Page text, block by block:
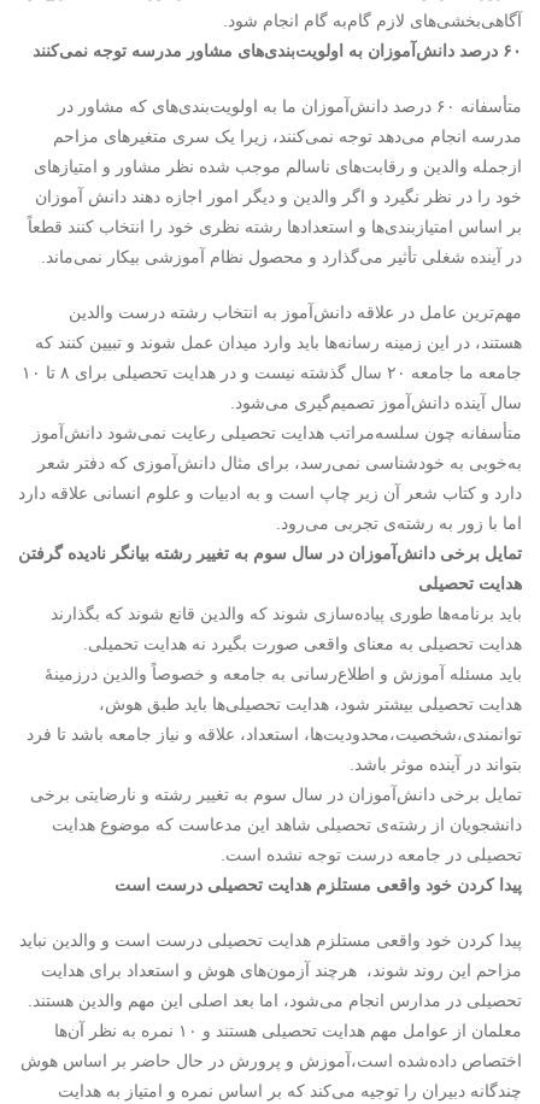
آگاهی‌بخشی‌های لازم گام‌به گام انجام شود.
۶۰ درصد دانش‌آموزان به اولویت‌بندی‌های مشاور مدرسه توجه نمی‌کنند
متأسفانه ۶۰ درصد دانش‌آموزان ما به اولویت‌بندی‌های که مشاور در
مدرسه انجام می‌دهد توجه نمی‌کنند، زیرا یک سری متغیرهای مزاحم
ازجمله والدین و رقابت‌های ناسالم موجب شده نظر مشاور و امتیازهای
خود را در نظر نگیرد و اگر والدین و دیگر امور اجازه دهند دانش آموزان
بر اساس امتیازبندی‌ها و استعدادها رشته نظری خود را انتخاب کنند قطعاً
در آینده شغلی تأثیر می‌گذارد و محصول نظام آموزشی بیکار نمی‌ماند.
مهم‌ترین عامل در علاقه دانش‌آموز به انتخاب رشته درست والدین
هستند، در این زمینه رسانه‌ها باید وارد میدان عمل شوند و تبیین کنند که
جامعه ما جامعه ۲۰ سال گذشته نیست و در هدایت تحصیلی برای ۸ تا ۱۰
سال آینده دانش‌آموز تصمیم‌گیری می‌شود.
متأسفانه چون سلسه‌مراتب هدایت تحصیلی رعایت نمی‌شود دانش‌آموز
به‌خوبی به خودشناسی نمی‌رسد، برای مثال دانش‌آموزی که دفتر شعر
دارد و کتاب شعر آن زیر چاپ است و به ادبیات و علوم انسانی علاقه دارد
اما با زور به رشته‌ی تجربی می‌رود.
تمایل برخی دانش‌آموزان در سال سوم به تغییر رشته بیانگر نادیده گرفتن
هدایت تحصیلی
باید برنامه‌ها طوری پیاده‌سازی شوند که والدین قانع شوند که بگذارند
هدایت تحصیلی به معنای واقعی صورت بگیرد نه هدایت تحمیلی.
باید مسئله آموزش و اطلاع‌رسانی به جامعه و خصوصاً والدین درزمینهٔ
هدایت تحصیلی بیشتر شود، هدایت تحصیلی‌ها باید طبق هوش،
توانمندی،شخصیت،محدودیت‌ها، استعداد، علاقه و نیاز جامعه باشد تا فرد
بتواند در آینده موثر باشد.
تمایل برخی دانش‌آموزان در سال سوم به تغییر رشته و نارضایتی برخی
دانشجویان از رشته‌ی تحصیلی شاهد این مدعاست که موضوع هدایت
تحصیلی در جامعه درست توجه نشده است.
پیدا کردن خود واقعی مستلزم هدایت تحصیلی درست است
پیدا کردن خود واقعی مستلزم هدایت تحصیلی درست است و والدین نباید
مزاحم این روند شوند، هرچند آزمون‌های هوش و استعداد برای هدایت
تحصیلی در مدارس انجام می‌شود، اما بعد اصلی این مهم والدین هستند.
معلمان از عوامل مهم هدایت تحصیلی هستند و ۱۰ نمره به نظر آن‌ها
اختصاص داده‌شده است،آموزش و پرورش در حال حاضر بر اساس هوش
چندگانه دبیران را توجیه می‌کند که بر اساس نمره و امتیاز به هدایت